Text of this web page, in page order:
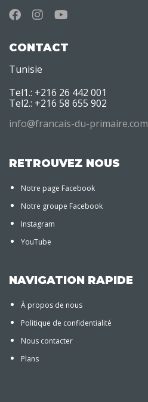
CONTACT
Tunisie
Tel1.: +216 26 442 001
Tel2.: +216 58 655 902
info@francais-du-primaire.com
RETROUVEZ NOUS
Notre page Facebook
Notre groupe Facebook
Instagram
YouTube
NAVIGATION RAPIDE
À propos de nous
Politique de confidentialité
Nous contacter
Plans